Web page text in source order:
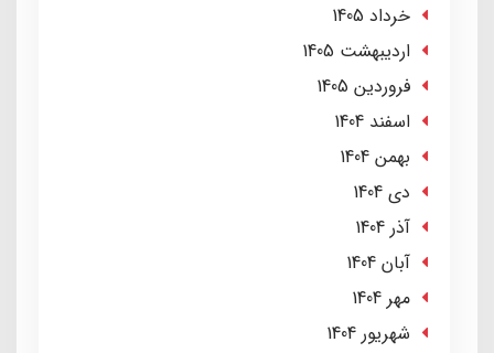
خرداد 1405
ارديبهشت 1405
فروردین 1405
اسفند 1404
بهمن 1404
دی 1404
آذر 1404
آبان 1404
مهر 1404
شهریور 1404